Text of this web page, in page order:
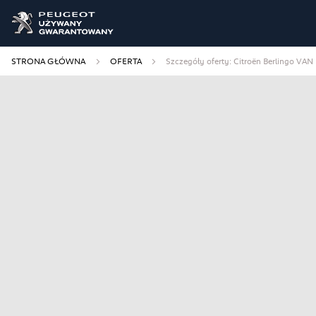
STRONA GŁÓWNA OFERTA Szczegóły oferty: Citroën Berlingo